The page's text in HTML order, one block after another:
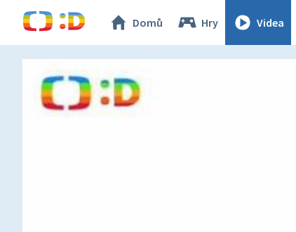
Domů Hry Videa